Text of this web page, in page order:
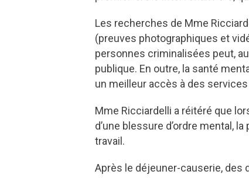
Les recherches de Mme
(preuves photographiques et
personnes criminalisées peut,
publique. En outre, la santé
un meilleur accès à des
Mme Ricciardelli a réitéré que
d’une blessure d’ordre mental,
travail.
Après le déjeuner-causerie, des